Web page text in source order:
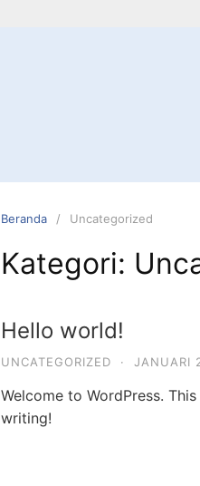
Beranda Uncategorized
Kategori:
Hello world!
UNCATEGORIZED · JANUARI
Welcome to WordPress.
writing!